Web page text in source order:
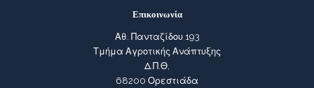
Επικοινωνία
Αθ. Πανταζίδου 193
Τμήμα Αγροτικής Ανάπτυξης
Δ.Π.Θ,
68200 Ορεστιάδα